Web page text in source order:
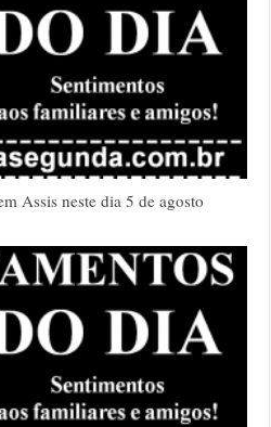
Assis neste dia 5 de agosto